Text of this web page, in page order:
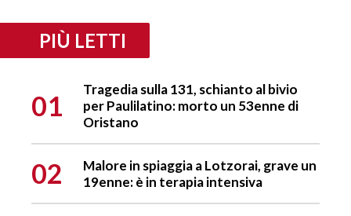
PIÙ LETTI
01
Tragedia sulla 131, schianto al bivio
per Paulilatino: morto un 53enne di
Oristano
02
Malore in spiaggia a Lotzorai, grave un
19enne: è in terapia intensiva